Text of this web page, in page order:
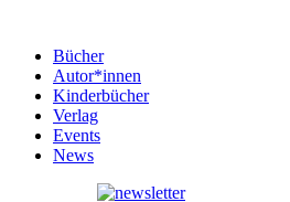
Bücher
Autor*innen
Kinderbücher
Verlag
Events
News